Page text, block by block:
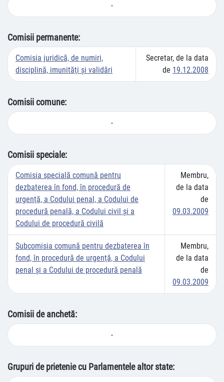
-
Comisii permanente:
Comisia juridică, de numiri,
disciplină, imunităţi şi validări
Secretar, de la data
de 19.12.2008
Comisii comune:
-
Comisii speciale:
Comisia specială comună pentru
dezbaterea în fond, în procedură de
urgenţă, a Codului penal, a Codului de
procedură penală, a Codului civil şi a
Codului de procedură civilă
Membru,
de la data
de
09.03.2009
Subcomisia comună pentru dezbaterea în
fond, în procedură de urgenţă, a Codului
penal şi a Codului de procedură penală
Membru,
de la data
de
09.03.2009
Comisii de anchetă:
-
Grupuri de prietenie cu Parlamentele altor state: